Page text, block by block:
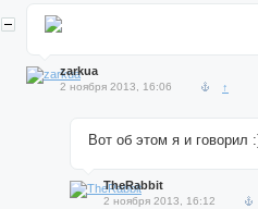
zarkua
2 ноября 2013, 16:06 ↑
Вот об этом я и говорил
TheRabbit
2 ноября 2013, 16:12